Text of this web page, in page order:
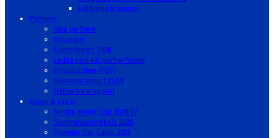
Hållbarhetsrapport
Partners
Våra partners
Nätverket
Bandyfesten 2026
Ladda hem vår partnerfolder
Privatpartner (PDF)
Säsongsrapport 25/26
Hållbarhetsrapport
Cuper & Läger
Nordic Bandy Cup 2026/27
Sommarbandyskola 2026
Summer Day Camp 2026